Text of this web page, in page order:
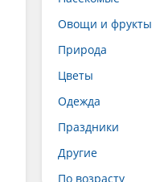
Овощи и фрукты
Природа
Цветы
Одежда
Праздники
Другие
По возрасту